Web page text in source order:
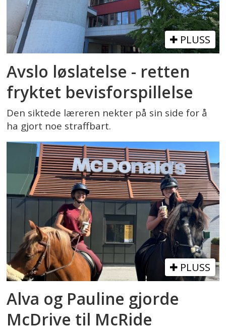
PLUSS
Avslo løslatelse - retten
fryktet bevisforspillelse
Den siktede læreren nekter på sin side for å
ha gjort noe straffbart.
PLUSS
Alva og Pauline gjorde
McDrive til McRide